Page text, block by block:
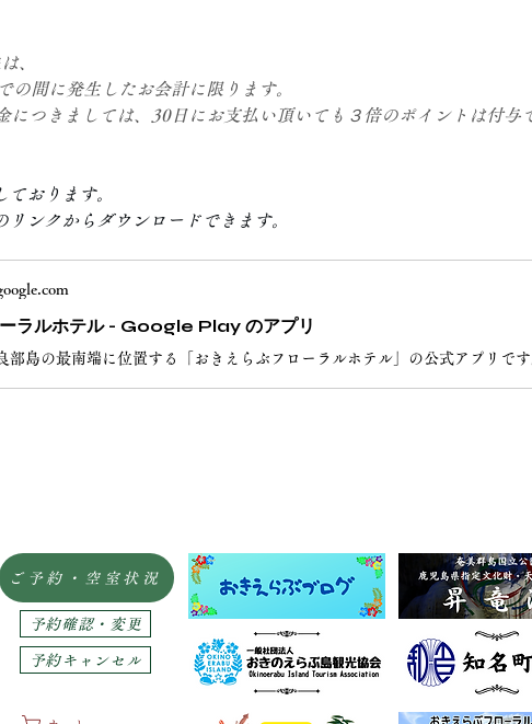
、
の間に発生したお会計に限ります。
につきましては、30日にお支払い頂いても３倍のポイントは付与
おります。
ンクからダウンロードできます。
ラルホテル - Google Play のアプリ
ご予約・空室状況
予約確認・変更
予約キャンセル